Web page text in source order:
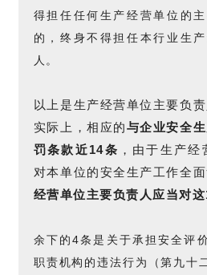
得担任任何生产经营单位的
的，终身不得担任本行业生
人。
以上是生产经营单位主要负
实际上，相应的与企业安全
罚条款近14条 ，由于生产
对本单位的安全生产工作全
经营单位主要负责人应当对
余下的4条是关于承担安全评
职责机构的违法行为（第九十